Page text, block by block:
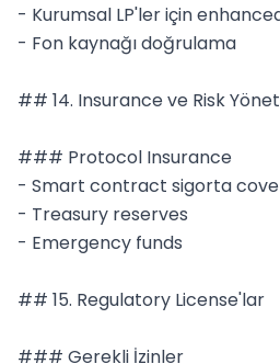
- Kurumsal LP'ler için
- Fon kaynağı doğrulama
## 14. Insurance ve Risk
### Protocol Insurance
- Smart contract sigorta
- Treasury reserves
- Emergency funds
## 15. Regulatory License'lar
### Gerekli İzinler